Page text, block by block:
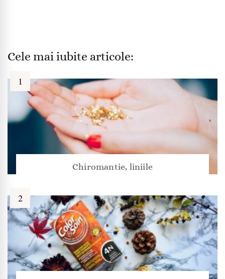
Cele mai iubite articole:
Chiromantie, liniile